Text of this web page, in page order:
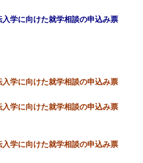
学に向けた就学相談の申込み票
学に向けた就学相談の申込み票
学に向けた就学相談の申込み票
学に向けた就学相談の申込み票